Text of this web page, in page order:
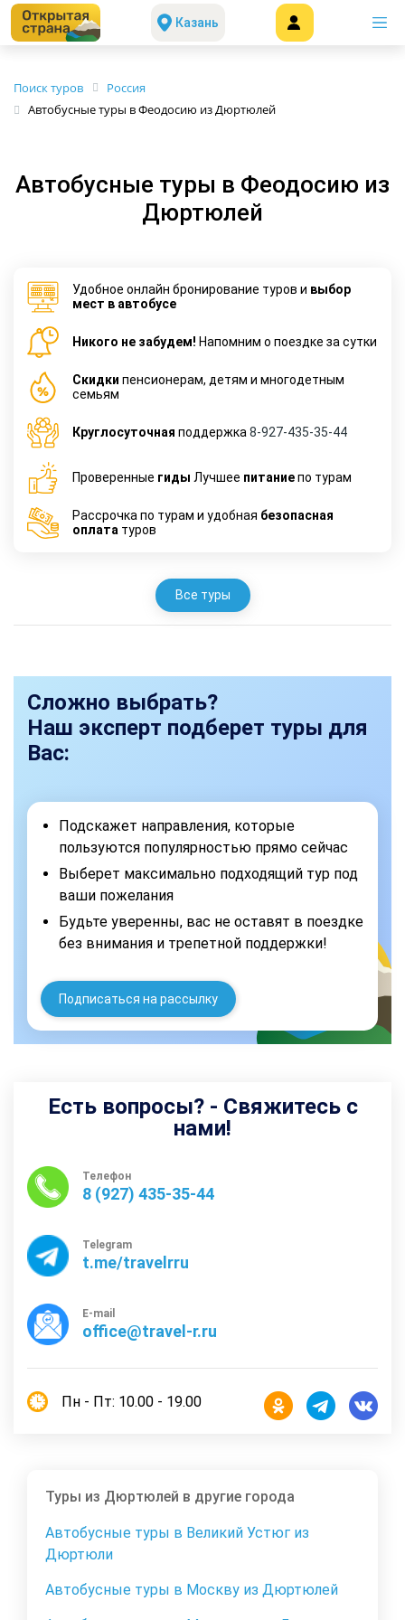
Казань
Поиск туров
Россия
Автобусные туры в Феодосию из Дюртюлей
Автобусные туры в Феодосию из
Дюртюлей
Удобное онлайн бронирование туров и выбор
мест в автобусе
Никого не забудем! Напомним о поездке за сутки
Cкидки пенсионерам, детям и многодетным
семьям
Круглосуточная поддержка 8-927-435-35-44
Проверенные гиды Лучшее питаниепо турам
Рассрочка по турам и удобная безопасная
оплата туров
Все туры
Сложно выбрать?
Наш эксперт подберет туры для
Вас:
Подскажет направления, которые
пользуются популярностью прямо сейчас
Выберет максимально подходящий тур под
ваши пожелания
Будьте уверенны, вас не оставят в поездке
без внимания и трепетной поддержки!
Подписаться на рассылку
Есть вопросы? - Свяжитесь с
нами!
Телефон
8 (927) 435-35-44
Telegram
t.me/travelrru
E-mail
office@travel-r.ru
Пн - Пт: 10.00 - 19.00
Туры из Дюртюлей в другие города
Автобусные туры в Великий Устюг из
Дюртюли
Автобусные туры в Москву из Дюртюлей